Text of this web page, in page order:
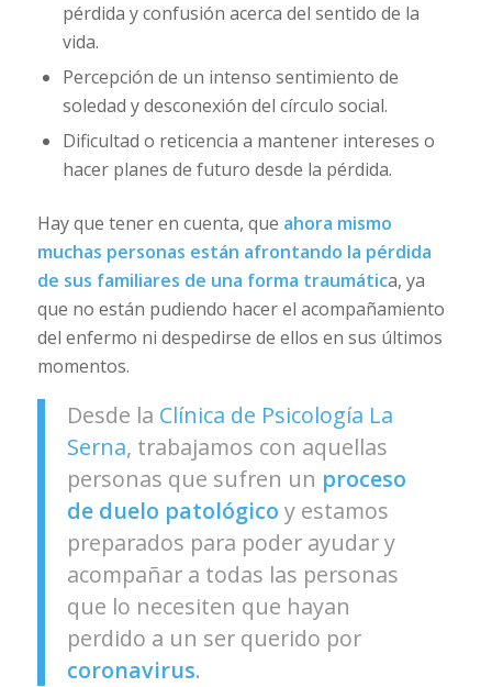
pérdida y confusión acerca del sentido de la
vida.
Percepción de un intenso sentimiento de
soledad y desconexión del círculo social.
Dificultad o reticencia a mantener intereses o
hacer planes de futuro desde la pérdida.
Hay que tener en cuenta, que ahora mismo
muchas personas están afrontando la pérdida
de sus familiares de una forma traumática, ya
que no están pudiendo hacer el acompañamiento
del enfermo ni despedirse de ellos en sus últimos
momentos.
Desde la Clínica de Psicología La
Serna, trabajamos con aquellas
personas que sufren un proceso
de duelo patológico y estamos
preparados para poder ayudar y
acompañar a todas las personas
que lo necesiten que hayan
perdido a un ser querido por
coronavirus.